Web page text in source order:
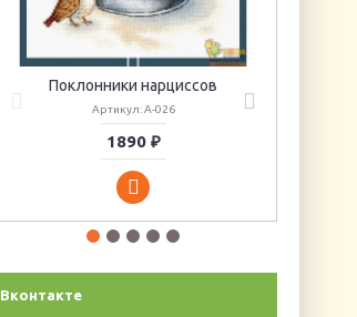
Поклонники нарциссов
Артикул: А-026
1890 ₽
Вконтакте